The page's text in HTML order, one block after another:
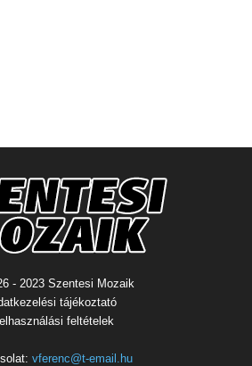
- 2023 Szentesi Mozaik
tájékoztató
feltételek
vferenc@t-email.hu